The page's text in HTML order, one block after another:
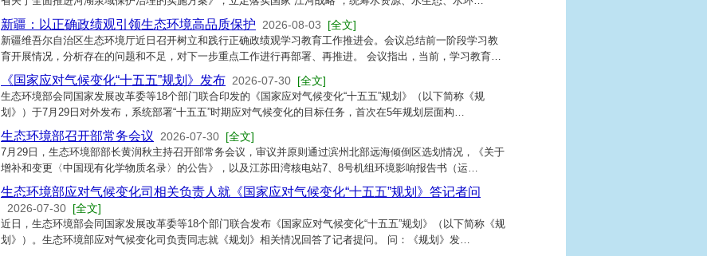
新疆：以正确政绩观引领生态环境高品质保护 2026-08-03 [全文]
新疆维吾尔自治区生态环境厅近日召开树立和践行正确政绩观学习教育工作推进会。会议总结前一阶段学习教
育开展情况，分析存在的问题和不足，对下一步重点工作进行再部署、再推进。 会议指出，当前，学习教育…
《国家应对气候变化“十五五”规划》发布 2026-07-30 [全文]
生态环境部会同国家发展改革委等18个部门联合印发的《国家应对气候变化“十五五”规划》（以下简称《规
划》）于7月29日对外发布，系统部署“十五五”时期应对气候变化的目标任务，首次在5年规划层面构…
生态环境部召开部常务会议 2026-07-30 [全文]
7月29日，生态环境部部长黄润秋主持召开部常务会议，审议并原则通过滨州北部远海倾倒区选划情况，《关于
增补和变更〈中国现有化学物质名录〉的公告》，以及江苏田湾核电站7、8号机组环境影响报告书（运…
生态环境部应对气候变化司相关负责人就《国家应对气候变化“十五五”规划》答记者问
2026-07-30 [全文]
近日，生态环境部会同国家发展改革委等18个部门联合发布《国家应对气候变化“十五五”规划》（以下简称《规
划》）。生态环境部应对气候变化司负责同志就《规划》相关情况回答了记者提问。 问：《规划》发…